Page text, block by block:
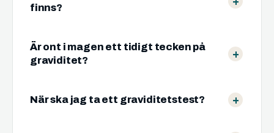
finns?
Är ont i magen ett tidigt tecken på
graviditet?
När ska jag ta ett graviditetstest?